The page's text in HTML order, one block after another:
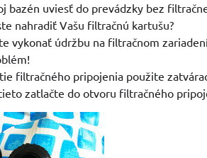
bazén uviesť do prevádzky bez
nahradiť Vašu filtračnú kartušu?
vykonať údržbu na filtračnom
filtračného pripojenia použite
zatlačte do otvoru filtračného